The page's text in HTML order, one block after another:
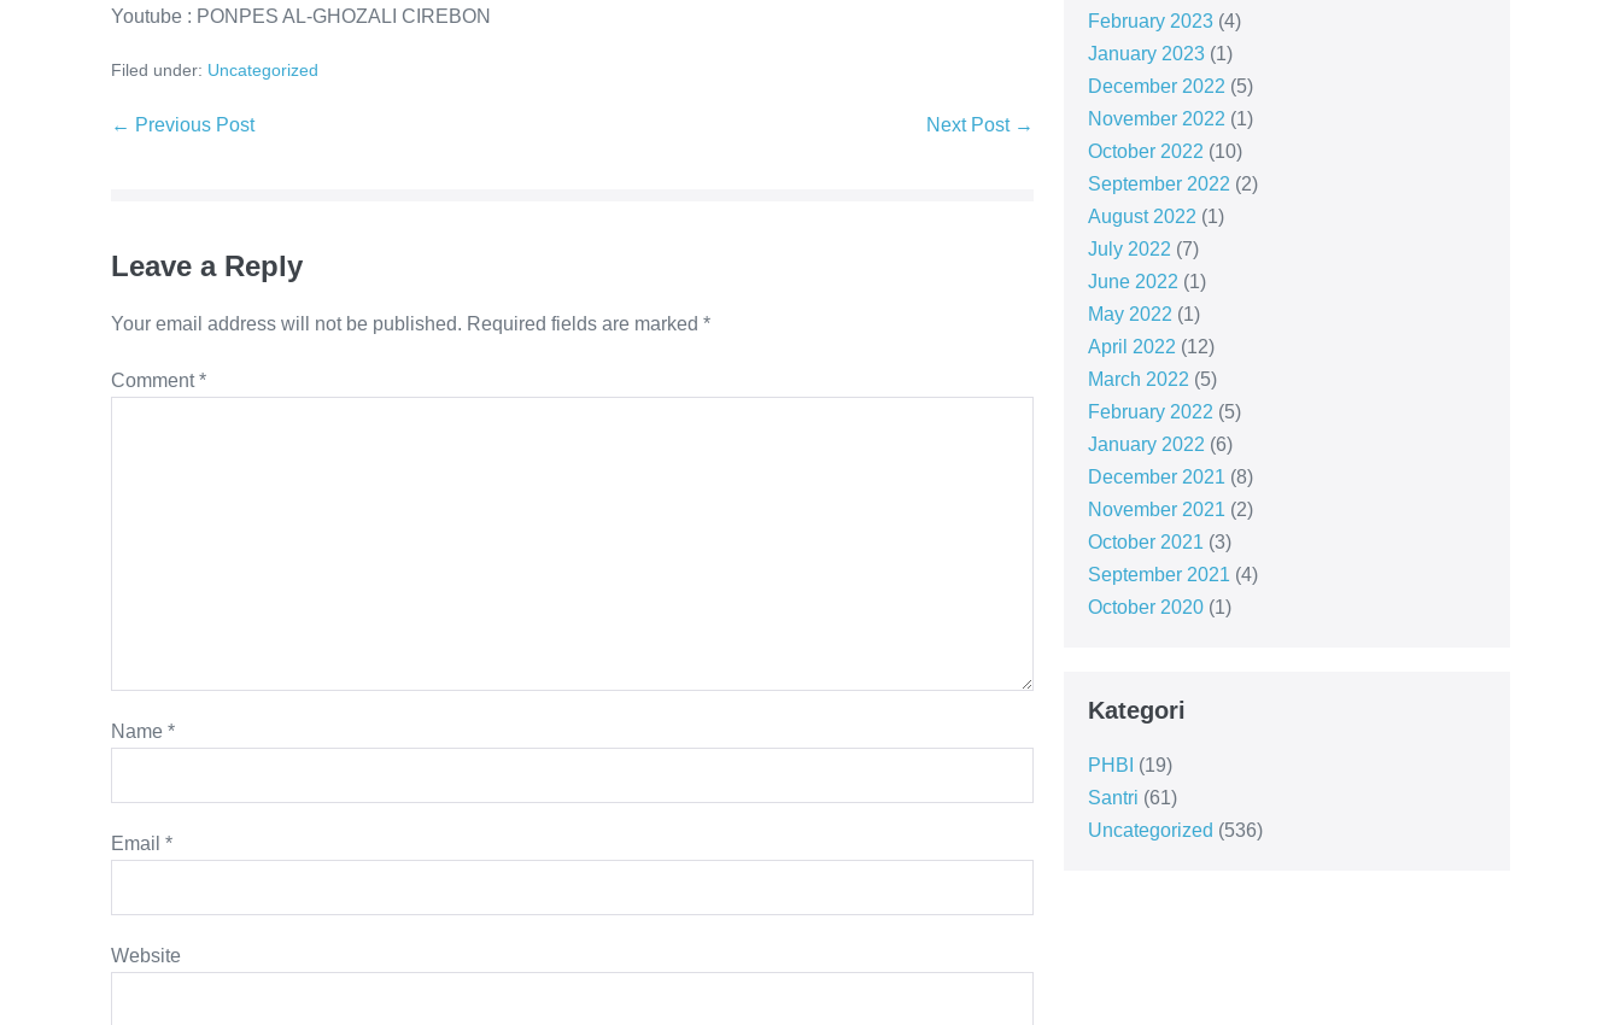
Youtube : PONPES AL-GHOZALI CIREBON
Filed under: Uncategorized
Post
← Previous Post Next Post →
Leave a Reply
Your email address will not be published. Required fields are marked *
Comment*
Name *
Email *
Website
February 2023(4)
January 2023(1)
December 2022 (5)
November 2022 (1)
October 2022 (10)
September 2022 (2)
August 2022 (1)
July 2022 (7)
June 2022 (1)
May 2022 (1)
April 2022 (12)
March 2022 (5)
February 2022 (5)
January 2022 (6)
December 2021 (8)
November 2021 (2)
October 2021 (3)
September 2021 (4)
October 2020(1)
Kategori
PHBI (19)
Santri (61)
Uncategorized (536)